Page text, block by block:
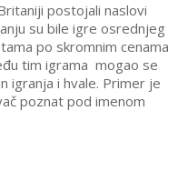
postojali naslovi
su bile igre osrednjeg
po skromnim cenama
tim igrama mogao se
igranja i hvale. Primer je
poznat pod imenom